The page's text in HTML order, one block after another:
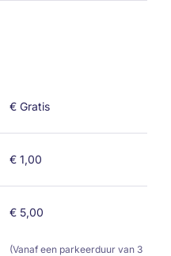
€ Gratis
€ 1,00
€ 5,00
(Vanaf een parkeerduur van 3